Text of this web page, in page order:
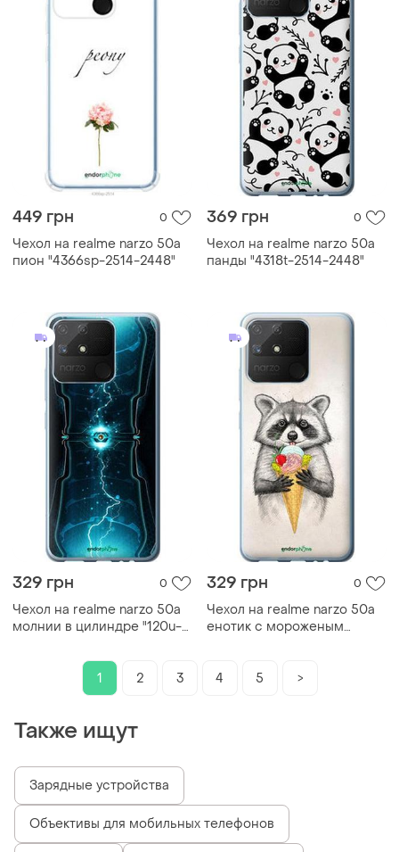
449 грн 0
Чехол на realme narzo 50a
пион "4366sp-2514-2448"
369 грн 0
Чехол на realme narzo 50a
панды "4318t-2514-2448"
329 грн 0
Чехол на realme narzo 50a
молнии в цилиндре "120u-
329 грн 0
Чехол на realme narzo 50a
енотик с мороженым
1 2 3 4 5 >
Также ищут
Зарядные устройства
Объективы для мобильных телефонов